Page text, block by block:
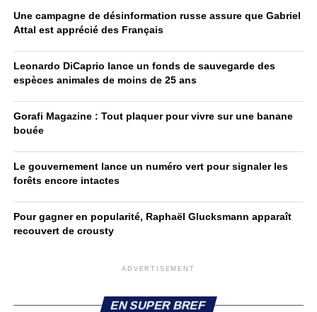
Une campagne de désinformation russe assure que Gabriel
Attal est apprécié des Français
Leonardo DiCaprio lance un fonds de sauvegarde des
espèces animales de moins de 25 ans
Gorafi Magazine : Tout plaquer pour vivre sur une banane
bouée
Le gouvernement lance un numéro vert pour signaler les
forêts encore intactes
Pour gagner en popularité, Raphaël Glucksmann apparaît
recouvert de crousty
ADVERTISEMENT
EN SUPER BREF